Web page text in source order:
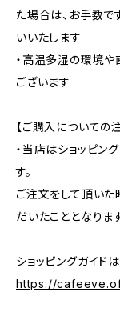
た場合は、お手数
いいたします
・高温多湿の環境
ございます
【ご購入についての
・当店はショッピン
す。
ご注文をして頂いた
だいたこととなります
ショッピングガイド
https://